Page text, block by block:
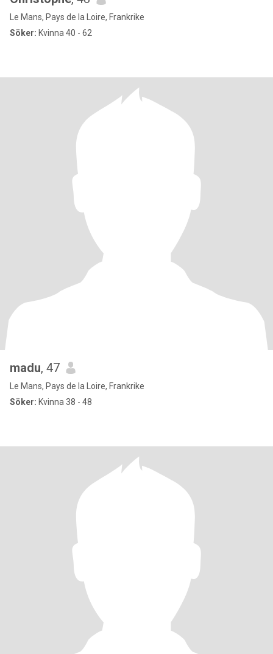
Le Mans, Pays de la Loire, Frankrike
Söker: Kvinna 40 - 62
madu, 47
Le Mans, Pays de la Loire, Frankrike
Söker: Kvinna 38 - 48